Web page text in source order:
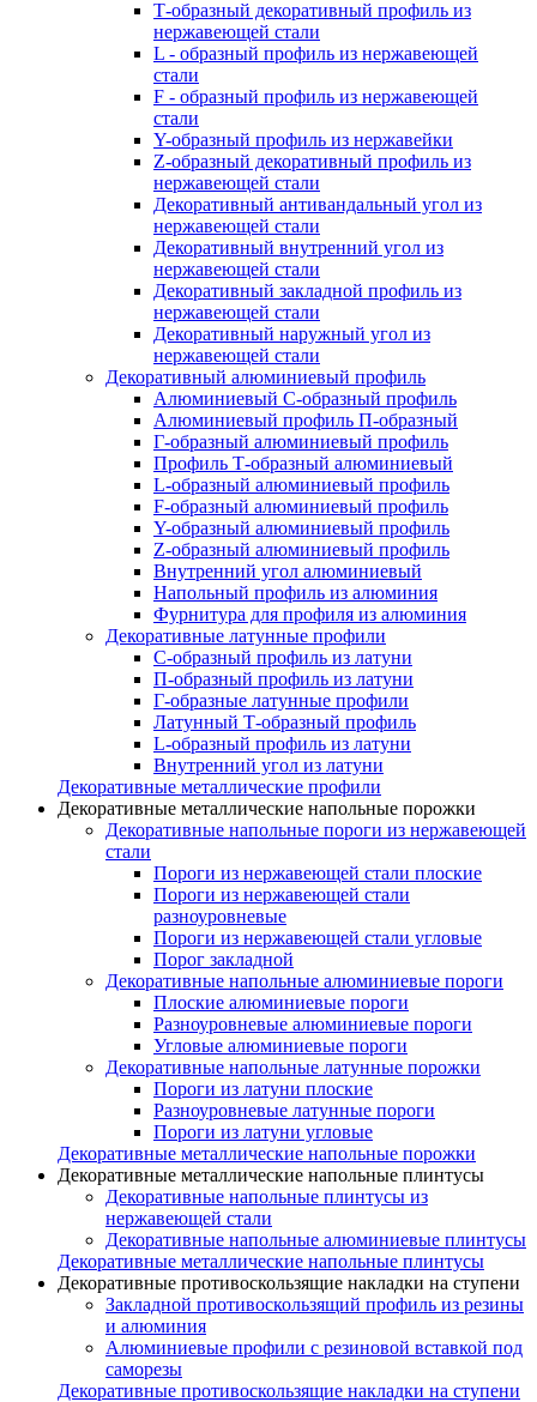
Т-образный декоративный профиль из
нержавеющей стали
L - образный профиль из нержавеющей
стали
F - образный профиль из нержавеющей
стали
Y-образный профиль из нержавейки
Z-образный декоративный профиль из
нержавеющей стали
Декоративный антивандальный угол из
нержавеющей стали
Декоративный внутренний угол из
нержавеющей стали
Декоративный закладной профиль из
нержавеющей стали
Декоративный наружный угол из
нержавеющей стали
Декоративный алюминиевый профиль
Алюминиевый С-образный профиль
Алюминиевый профиль П-образный
Г-образный алюминиевый профиль
Профиль Т-образный алюминиевый
L-образный алюминиевый профиль
F-образный алюминиевый профиль
Y-образный алюминиевый профиль
Z-образный алюминиевый профиль
Внутренний угол алюминиевый
Напольный профиль из алюминия
Фурнитура для профиля из алюминия
Декоративные латунные профили
C-образный профиль из латуни
П-образный профиль из латуни
Г-образные латунные профили
Латунный Т-образный профиль
L-образный профиль из латуни
Внутренний угол из латуни
Декоративные металлические профили
Декоративные металлические напольные порожки
Декоративные напольные пороги из нержавеющей
стали
Пороги из нержавеющей стали плоские
Пороги из нержавеющей стали
разноуровневые
Пороги из нержавеющей стали угловые
Порог закладной
Декоративные напольные алюминиевые пороги
Плоские алюминиевые пороги
Разноуровневые алюминиевые пороги
Угловые алюминиевые пороги
Декоративные напольные латунные порожки
Пороги из латуни плоские
Разноуровневые латунные пороги
Пороги из латуни угловые
Декоративные металлические напольные порожки
Декоративные металлические напольные плинтусы
Декоративные напольные плинтусы из
нержавеющей стали
Декоративные напольные алюминиевые плинтусы
Декоративные металлические напольные плинтусы
Декоративные противоскользящие накладки на ступени
Закладной противоскользящий профиль из резины
и алюминия
Алюминиевые профили с резиновой вставкой под
саморезы
Декоративные противоскользящие накладки на ступени